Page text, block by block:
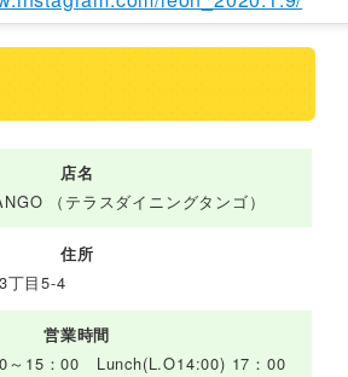
店名
（テラスダイニングタンゴ）
住所
丁目5-4
営業時間
～15：00 Lunch(L.O14:00) 17：00